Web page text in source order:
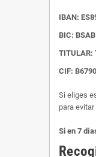
IBAN:
BIC:
TITULAR:
CIF:
Si eliges
para
Si en 7